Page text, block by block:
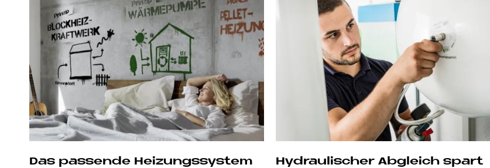
Das passende Heizungssystem
Hydraulischer Abgleich spart